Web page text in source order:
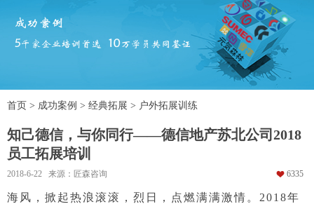
首页 > 成功案例 > 经典拓展 > 户外拓展训练
知己德信，与你同行——德信地产苏北公司2018
员工拓展培训
2018-6-22 来源：匠森咨询 󰁒 6335
海风，掀起热浪滚滚，烈日，点燃满满激情。2018年